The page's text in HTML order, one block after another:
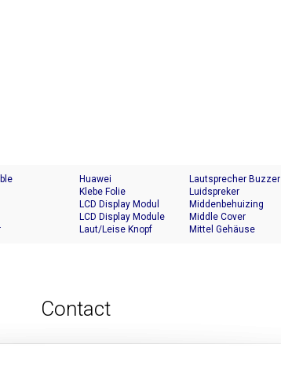
Huawei
Klebe Folie
LCD Display Modul
LCD Display Module
Laut/Leise Knopf
Lautsprecher Buzzer
Luidspreker
Middenbehuizing
Middle Cover
Mittel Gehäuse
Contact